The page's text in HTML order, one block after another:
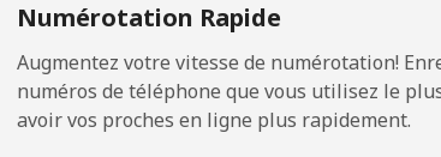
8 min pour ⁦$5⁩
Numérotation Rapide
Augmentez votre vitesse de numérotation!
numéros de téléphone que vous utilisez le
avoir vos proches en ligne plus rapidement.